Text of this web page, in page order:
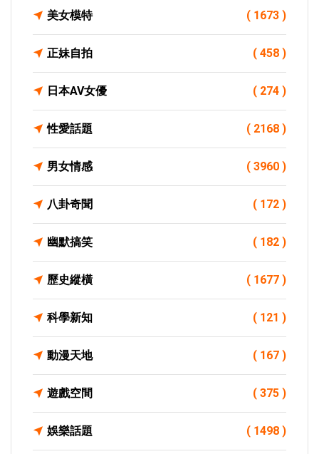
美女模特 ( 1673 )
正妹自拍 ( 458 )
日本AV女優 ( 274 )
性愛話題 ( 2168 )
男女情感 ( 3960 )
八卦奇聞 ( 172 )
幽默搞笑 ( 182 )
歷史縱橫 ( 1677 )
科學新知 ( 121 )
動漫天地 ( 167 )
遊戲空間 ( 375 )
娛樂話題 ( 1498 )